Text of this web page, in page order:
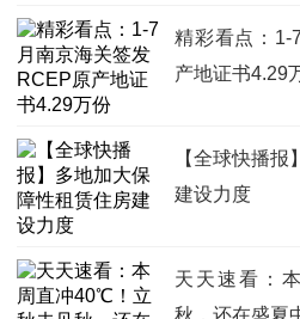
精彩看点：1-
产地证书4.29
【全球快播
建设力度
天天速看：
秋，还在盛夏